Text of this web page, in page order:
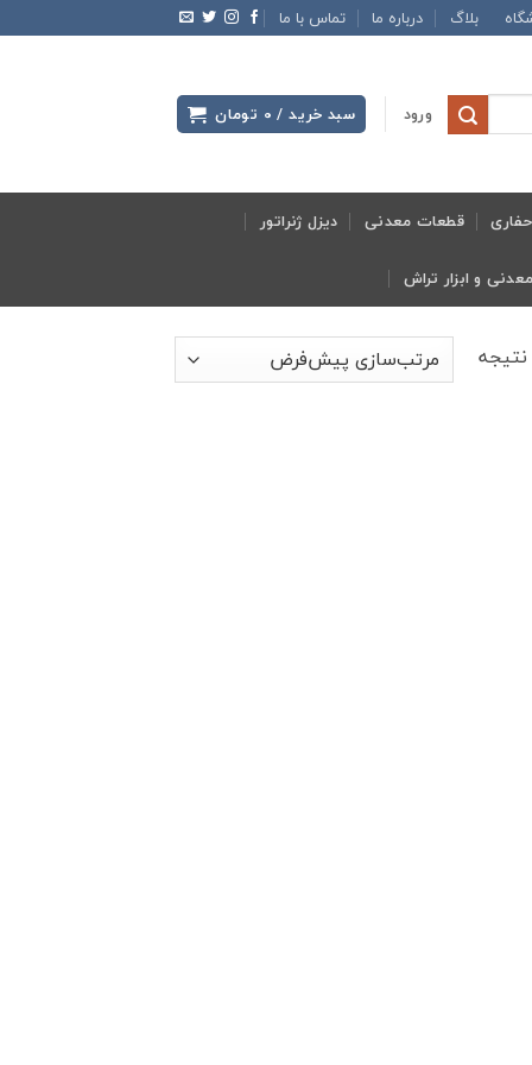
بلاگ درباره ما تماس با ما
ورود سبد خرید / 0 تومان
قطعات معدنی دیزل ژنراتور